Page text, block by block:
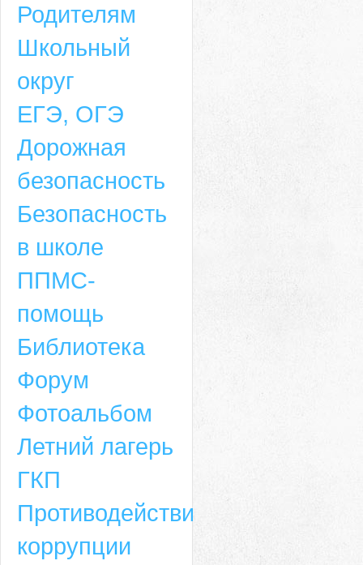
Адрес
6-49, электронный адрес: aja_70@mail.ru
Родителям
Школьный
округ
ЕГЭ, ОГЭ
Дорожная
безопасность
Безопасность
в школе
ППМС-
помощь
Библиотека
Форум
Фотоальбом
Летний лагерь
ГКП
Противодействие
коррупции